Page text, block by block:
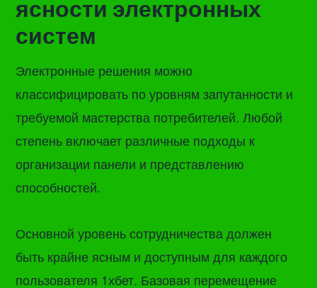
ясности электронных
систем
Электронные решения можно
классифицировать по уровням запутанности и
требуемой мастерства потребителей. Любой
степень включает различные подходы к
организации панели и представлению
способностей.
Основной уровень сотрудничества должен
быть крайне ясным и доступным для каждого
пользователя 1хбет. Базовая перемещение